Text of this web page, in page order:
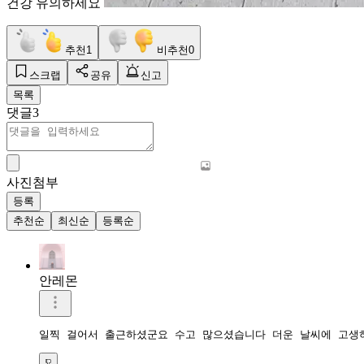
추천 1 비추천0
스크랩 공유
신고
목록
댓글3
사진첨부
등록
추천순
최신순 등록순
안레몬
일찍 걸어서 출근하셨군요 수고 많으셨습니다 더운 날씨에 고